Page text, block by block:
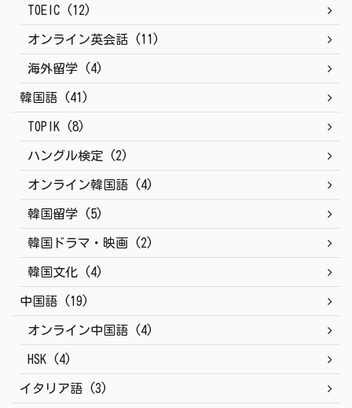
TOEIC (12)
オンライン英会話 (11)
海外留学 (4)
韓国語 (41)
TOPIK (8)
ハングル検定 (2)
オンライン韓国語 (4)
韓国留学 (5)
韓国ドラマ・映画 (2)
韓国文化 (4)
中国語 (19)
オンライン中国語 (4)
HSK (4)
イタリア語 (3)